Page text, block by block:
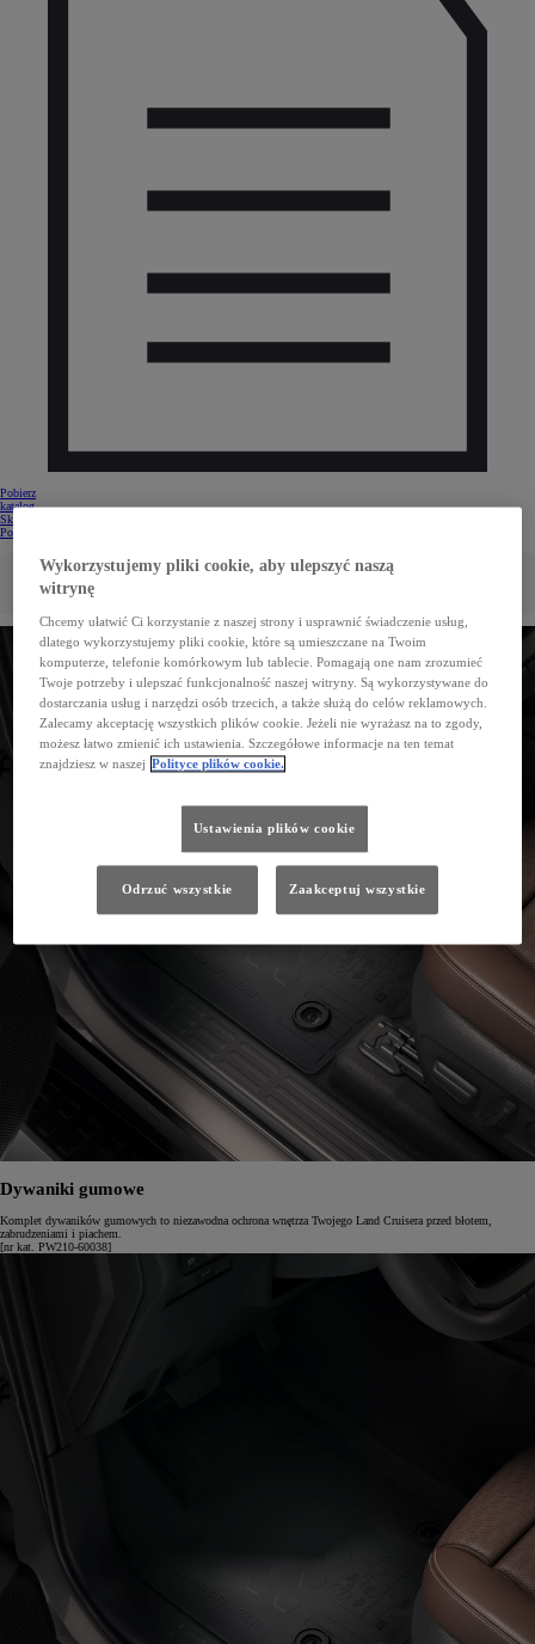
Pobierz
katalog
Skontaktuj się z Dilerem
Pobierz katalog
OCHRONA
Akcesoria ochronne pozwolą Ci cieszyć się komfortowym użytkowaniem auta na co dzień i zabezpieczą
Dywaniki gumowe
Komplet dywaników gumowych to niezawodna ochrona wnętrza Twojego Land Cruisera przed błotem,
zabrudzeniami i piachem.
[nr kat. PW210-60038]
Wykorzystujemy pliki cookie, aby ulepszyć naszą
witrynę
Chcemy ułatwić Ci korzystanie z naszej strony i usprawnić świadczenie usług,
dlatego wykorzystujemy pliki cookie, które są umieszczane na Twoim
komputerze, telefonie komórkowym lub tablecie. Pomagają one nam zrozumieć
Twoje potrzeby i ulepszać funkcjonalność naszej witryny. Są wykorzystywane do
dostarczania usług i narzędzi osób trzecich, a także służą do celów reklamowych.
Zalecamy akceptację wszystkich plików cookie. Jeżeli nie wyrażasz na to zgody,
możesz łatwo zmienić ich ustawienia. Szczegółowe informacje na ten temat
znajdziesz w naszej Polityce plików cookie.
Ustawienia plików cookie
Odrzuć wszystkie Zaakceptuj wszystkie